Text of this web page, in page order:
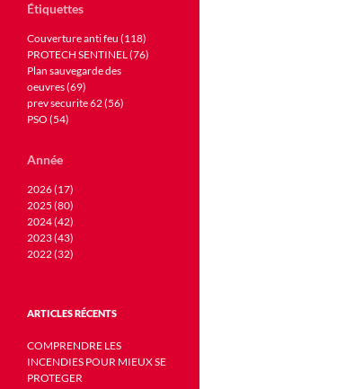
Étiquettes
Couverture anti feu (118)
PROTECH SENTINEL (76)
Plan sauvegarde des
oeuvres (69)
prev securite 62 (56)
PSO (54)
Année
2026 (17)
2025 (80)
2024 (42)
2023 (43)
2022 (32)
ARTICLES RÉCENTS
COMPRENDRE LES
INCENDIES POUR MIEUX SE
PROTEGER